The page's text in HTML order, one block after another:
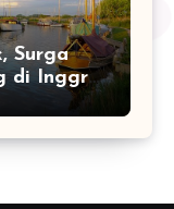
Surga
di Inggris